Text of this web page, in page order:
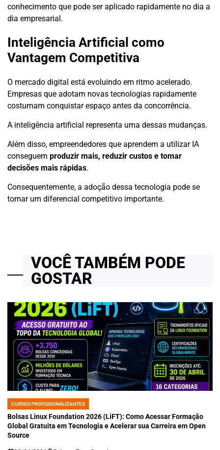
conhecimento que pode ser aplicado rapidamente no dia a
dia empresarial.
Inteligência Artificial como
Vantagem Competitiva
O mercado digital está evoluindo em ritmo acelerado.
Empresas que adotam novas tecnologias rapidamente
costumam conquistar espaço antes da concorrência.
A inteligência artificial representa uma dessas mudanças.
Além disso, empreendedores que aprendem a utilizar IA
conseguem produzir mais, reduzir custos e tomar
decisões mais rápidas.
Consequentemente, a adoção dessa tecnologia pode se
tornar um diferencial competitivo importante.
VOCÊ TAMBÉM PODE
GOSTAR
POSTED
IN
CURSOS PROFISSIONALIZANTES
Bolsas Linux Foundation 2026 (LiFT): Como Acessar Formação
Global Gratuita em Tecnologia e Acelerar sua Carreira em Open
Source